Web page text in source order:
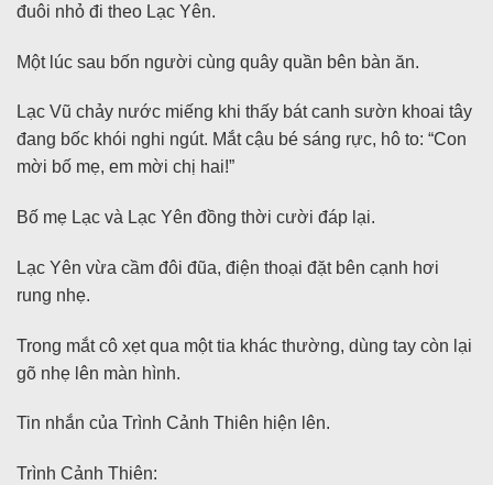
đuôi nhỏ đi theo Lạc Yên.
Một lúc sau bốn người cùng quây quần bên bàn ăn.
Lạc Vũ chảy nước miếng khi thấy bát canh sườn khoai tây
đang bốc khói nghi ngút. Mắt cậu bé sáng rực, hô to: “Con
mời bố mẹ, em mời chị hai!”
Bố mẹ Lạc và Lạc Yên đồng thời cười đáp lại.
Lạc Yên vừa cầm đôi đũa, điện thoại đặt bên cạnh hơi
rung nhẹ.
Trong mắt cô xẹt qua một tia khác thường, dùng tay còn lại
gõ nhẹ lên màn hình.
Tin nhắn của Trình Cảnh Thiên hiện lên.
Trình Cảnh Thiên: